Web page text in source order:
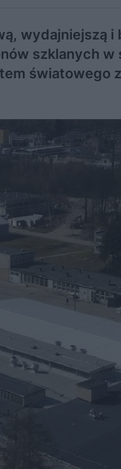
wydajniejszą
szklanych w
światowego